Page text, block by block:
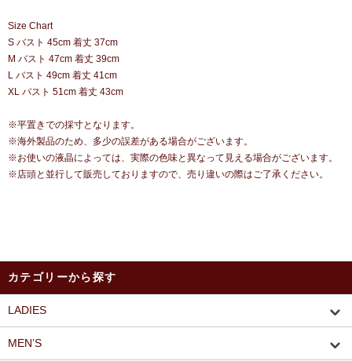
Size Chart
S バスト 45cm 着丈 37cm
M バスト 47cm 着丈 39cm
L バスト 49cm 着丈 41cm
XL バスト 51cm 着丈 43cm
※平置きでの採寸となります。
※海外製品のため、多少の誤差がある場合がございます。
※お使いの液晶によっては、実際の色味と異なって見える場合がございます。
※店頭と並行して販売しておりますので、売り違いの際はご了承ください。
カテゴリーから探す
LADIES
MEN’S